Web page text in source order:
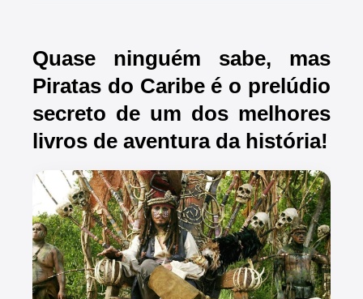
Quase ninguém sabe, mas
Piratas do Caribe é o prelúdio
secreto de um dos melhores
livros de aventura da história!